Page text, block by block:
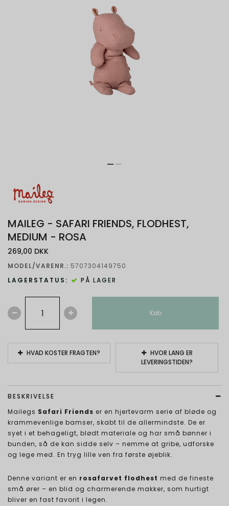
MAILEG - SAFARI FRIENDS, FLODHEST,
MEDIUM - ROSA
269,00 DKK
MODEL/VARENR.: 5707304149750
LAGERSTATUS:
PÅ LAGER
Køb
HVAD KOSTER FRAGTEN?
HVOR LANG ER
LEVERINGSTIDEN?
BESKRIVELSE
Mailegs Safari Friends er en hjertevarm serie af bløde og
krammevenlige bamser, skabt til de allermindste. De er
syet i et behageligt, blødt materiale og har små bønner i
bunden, så de kan sidde selv – nemme at gribe, udforske
og lege med. En tryg lille ven fra første øjeblik.
Denne variant er en rosafarvet flodhest med de fineste
små ører – en blid og charmerende makker, som hurtigt
bliver en fast favorit i legen.